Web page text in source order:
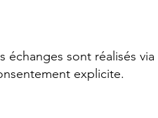
échanges sont réalisés
explicite.